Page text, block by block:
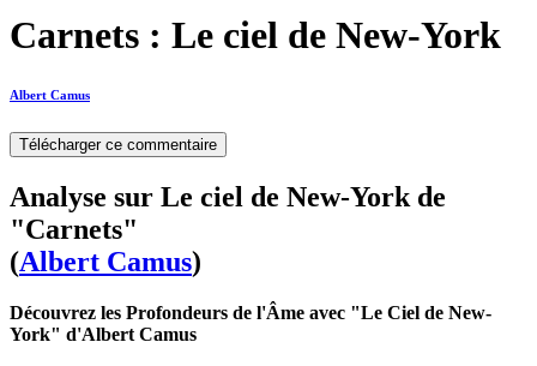
Carnets : Le ciel de New-York
Albert Camus
Télécharger ce commentaire
Analyse sur Le ciel de New-York de
"Carnets"
(Albert Camus)
Découvrez les Profondeurs de l'Âme avec "Le Ciel de New-
York" d'Albert Camus